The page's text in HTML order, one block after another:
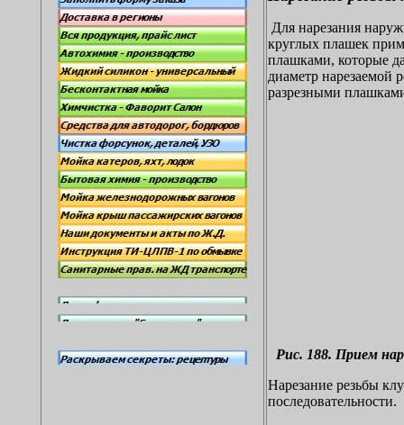
Для нарезания
круглых плашек
плашками, которые
диаметр нарезаемой
разрезными
Рис. 188. Прием
Нарезание резьбы
последовательности.